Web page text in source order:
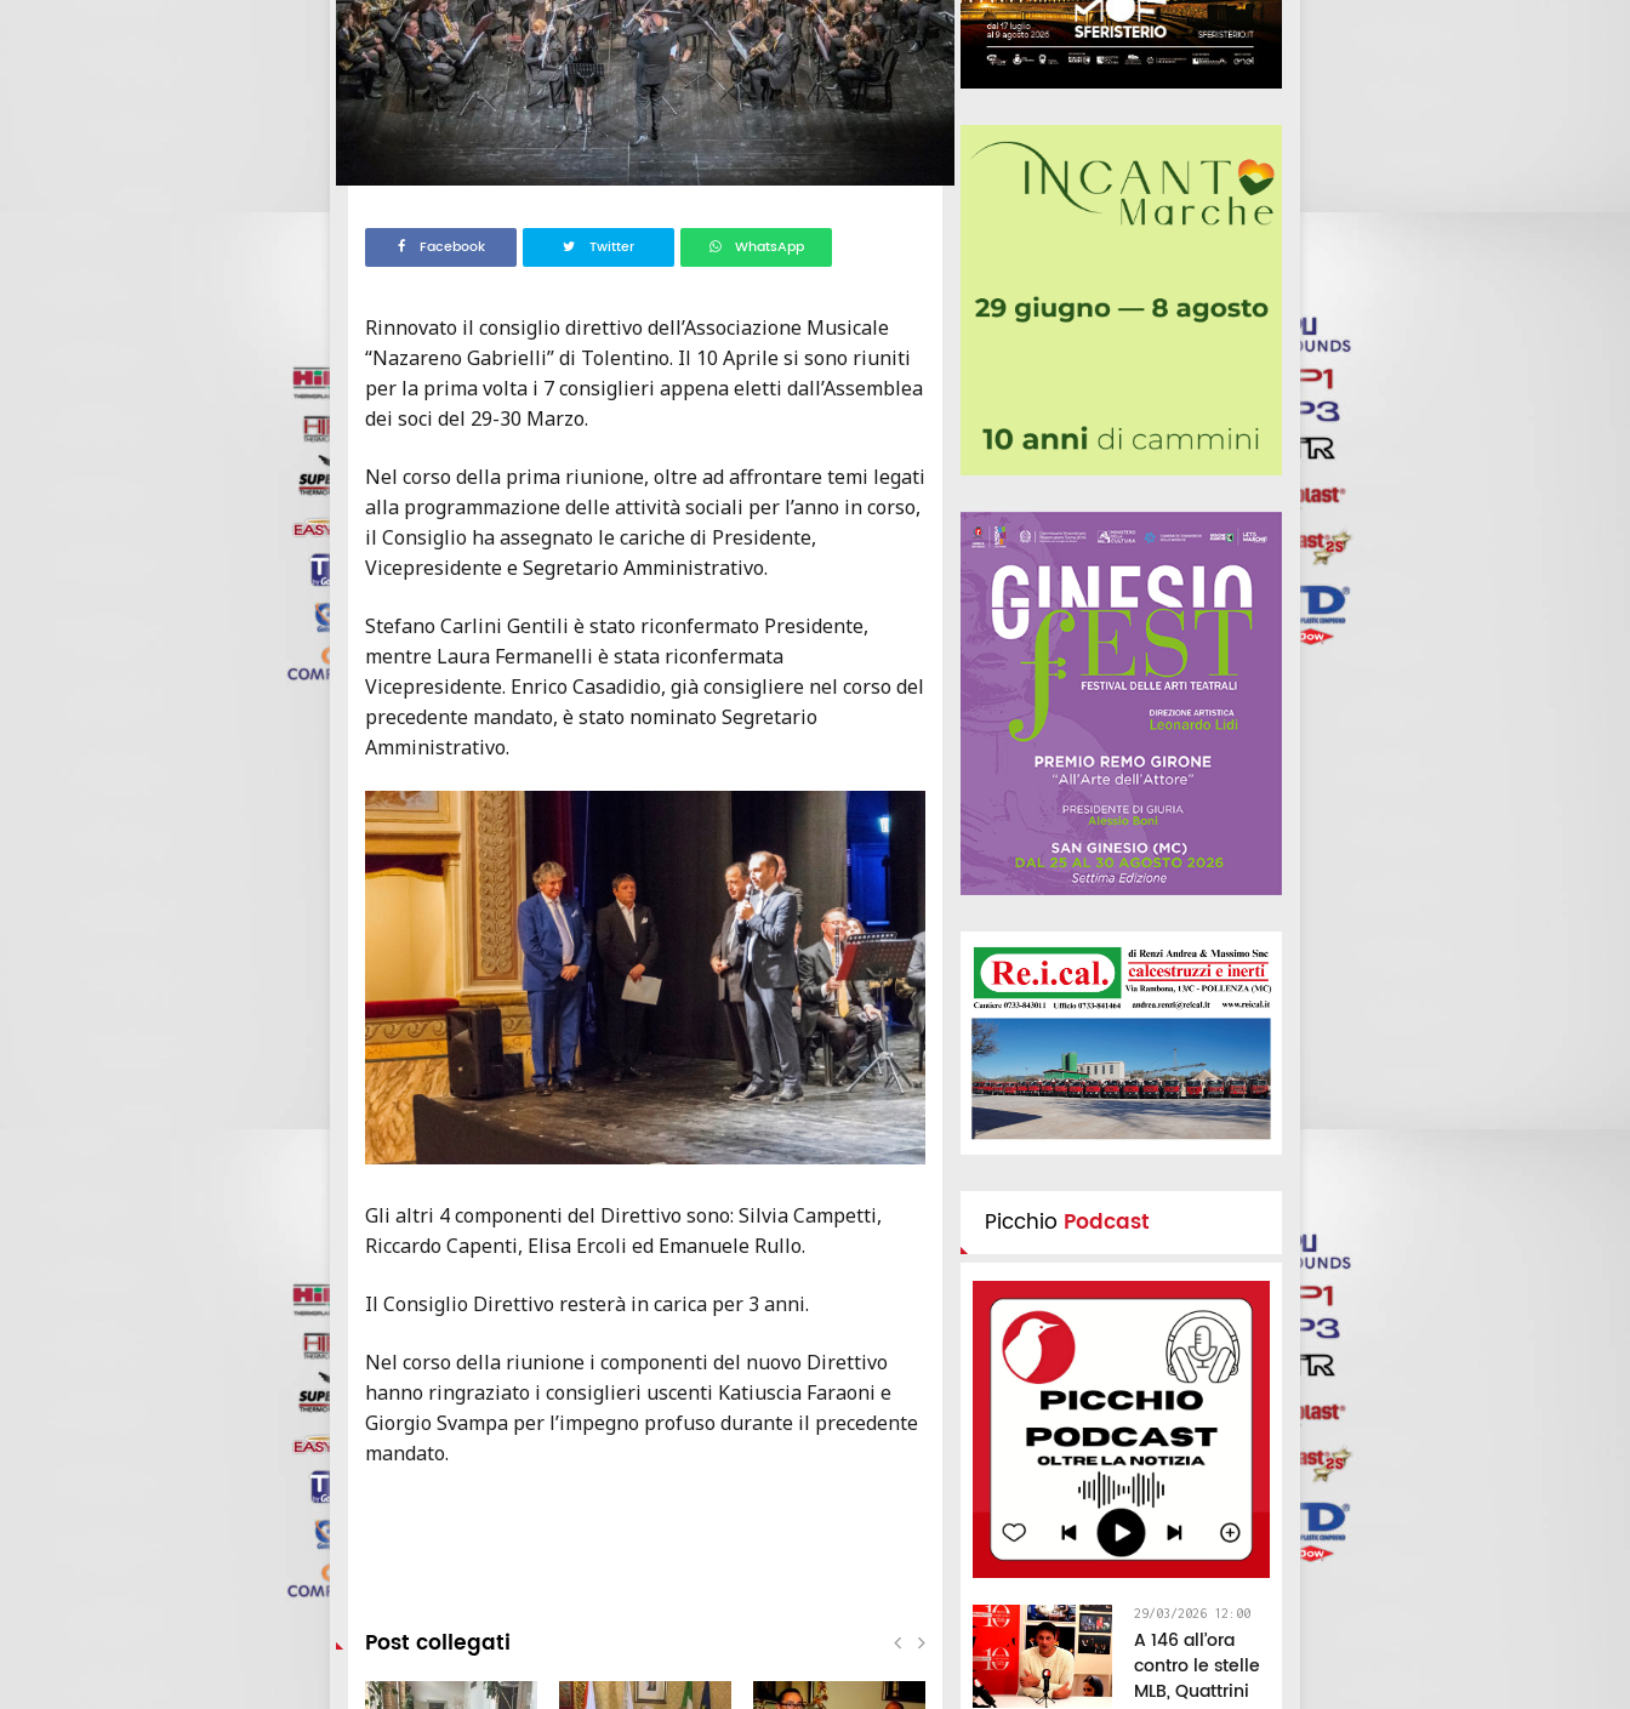
Facebook Twitter WhatsApp
Rinnovato il consiglio direttivo dell’Associazione Musicale
“Nazareno Gabrielli” di Tolentino. Il 10 Aprile si sono riuniti
per la prima volta i 7 consiglieri appena eletti dall’Assemblea
dei soci del 29-30 Marzo.
Nel corso della prima riunione, oltre ad affrontare temi legati
alla programmazione delle attività sociali per l’anno in corso,
il Consiglio ha assegnato le cariche di Presidente,
Vicepresidente e Segretario Amministrativo.
Stefano Carlini Gentili è stato riconfermato Presidente,
mentre Laura Fermanelli è stata riconfermata
Vicepresidente. Enrico Casadidio, già consigliere nel corso del
precedente mandato, è stato nominato Segretario
Amministrativo.
Gli altri 4 componenti del Direttivo sono: Silvia Campetti,
Riccardo Capenti, Elisa Ercoli ed Emanuele Rullo.
Il Consiglio Direttivo resterà in carica per 3 anni.
Nel corso della riunione i componenti del nuovo Direttivo
hanno ringraziato i consiglieri uscenti Katiuscia Faraoni e
Giorgio Svampa per l’impegno profuso durante il precedente
mandato.
Post collegati
Picchio Podcast
29/03/2026 12:00
A 146 all’ora
contro le stelle
MLB, Quattrini